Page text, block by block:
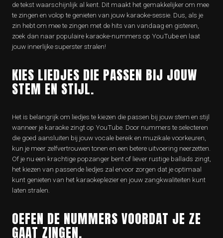
de tekst waarschijnlijk al kent. Dit maakt het gemakkelijker om mee
te zingen en volop te genieten van jouw karaoke-sessie. Dus, als je
zin hebt om mee te zingen met de hits van vandaag en gisteren,
zoek dan naar populaire karaoke-nummers op YouTube en laat
jouw innerlijke superster stralen!
KIES LIEDJES DIE PASSEN BIJ JOUW
STEM EN STIJL.
Het is belangrijk om liedjes te kiezen die passen bij jouw stem en stijl
wanneer je karaoke zingt op YouTube. Door nummers te selecteren
die goed aansluiten bij jouw vocale bereik en muzikale voorkeuren,
kun je meer zelfvertrouwen tonen en een betere uitvoering neerzetten.
Of je nu een krachtige popzanger bent of liever rustige ballads zingt,
het kiezen van passende liedjes zal ervoor zorgen dat je optimaal
kunt genieten van het karaokeplezier en jouw zangkwaliteiten kunt
laten stralen.
OEFEN DE NUMMERS VOORDAT JE ZE
GAAT ZINGEN.